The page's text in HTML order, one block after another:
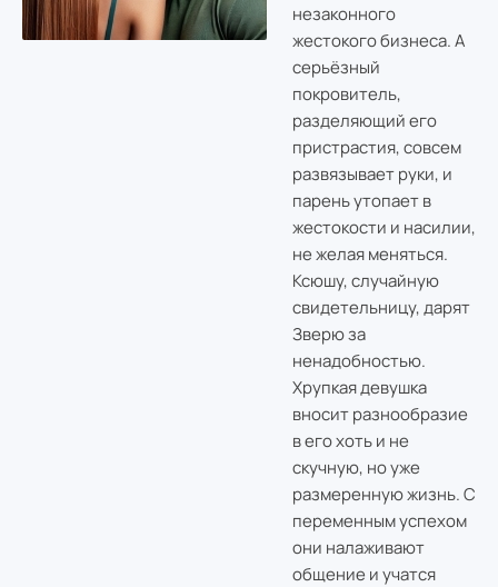
незаконного
жестокого бизнеса. А
серьёзный
покровитель,
разделяющий его
пристрастия, совсем
развязывает руки, и
парень утопает в
жестокости и насилии,
не желая меняться.
Ксюшу, случайную
свидетельницу, дарят
Зверю за
ненадобностью.
Хрупкая девушка
вносит разнообразие
в его хоть и не
скучную, но уже
размеренную жизнь. С
переменным успехом
они налаживают
общение и учатся